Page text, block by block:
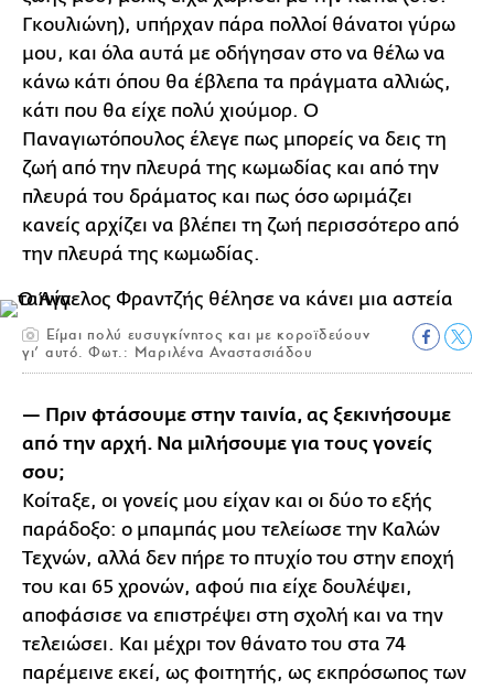
Γκουλιώνη), υπήρχαν πάρα πολλοί θάνατοι γύρω
μου, και όλα αυτά με οδήγησαν στο να θέλω να
κάνω κάτι όπου θα έβλεπα τα πράγματα αλλιώς,
κάτι που θα είχε πολύ χιούμορ. Ο
Παναγιωτόπουλος έλεγε πως μπορείς να δεις τη
ζωή από την πλευρά της κωμωδίας και από την
πλευρά του δράματος και πως όσο ωριμάζει
κανείς αρχίζει να βλέπει τη ζωή περισσότερο από
την πλευρά της κωμωδίας.
Είμαι πολύ ευσυγκίνητος και με κοροϊδεύουν
γι’ αυτό. Φωτ.: Μαριλένα Αναστασιάδου
— Πριν φτάσουμε στην ταινία, ας ξεκινήσουμε
από την αρχή. Να μιλήσουμε για τους γονείς
σου;
Κοίταξε, οι γονείς μου είχαν και οι δύο το εξής
παράδοξο: ο μπαμπάς μου τελείωσε την Καλών
Τεχνών, αλλά δεν πήρε το πτυχίο του στην εποχή
του και 65 χρονών, αφού πια είχε δουλέψει,
αποφάσισε να επιστρέψει στη σχολή και να την
τελειώσει. Και μέχρι τον θάνατο του στα 74
παρέμεινε εκεί, ως φοιτητής, ως εκπρόσωπος των